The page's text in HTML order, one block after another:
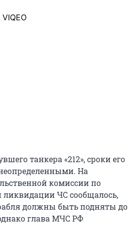
танкера «212», сроки его
На
комиссии по
ЧС сообщалось,
должны быть подняты до
глава МЧС РФ